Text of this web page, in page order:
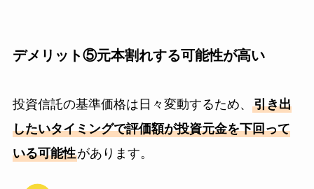
デメリット⑤元本割れする可能性が高い
投資信託の基準価格は日々変動するため、 引き出
したいタイミングで評価額が投資元金を下回って
いる可能性があります。